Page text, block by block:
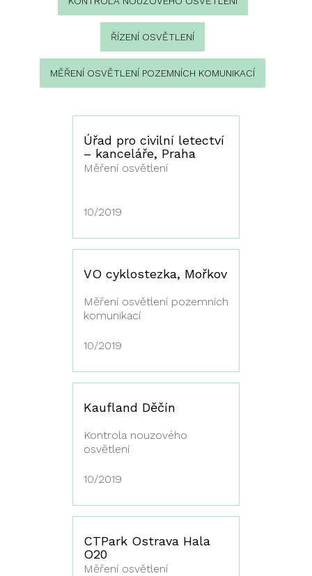
ŘÍZENÍ OSVĚTLENÍ
MĚŘENÍ OSVĚTLENÍ POZEMNÍCH KOMUNIKACÍ
Úřad pro civilní letectví
– kanceláře, Praha
Měření osvětlení
10/2019
VO cyklostezka, Mořkov
Měření osvětlení pozemních
komunikací
10/2019
Kaufland Děčín
Kontrola nouzového
osvětlení
10/2019
CTPark Ostrava Hala
O20
Měření osvětlení